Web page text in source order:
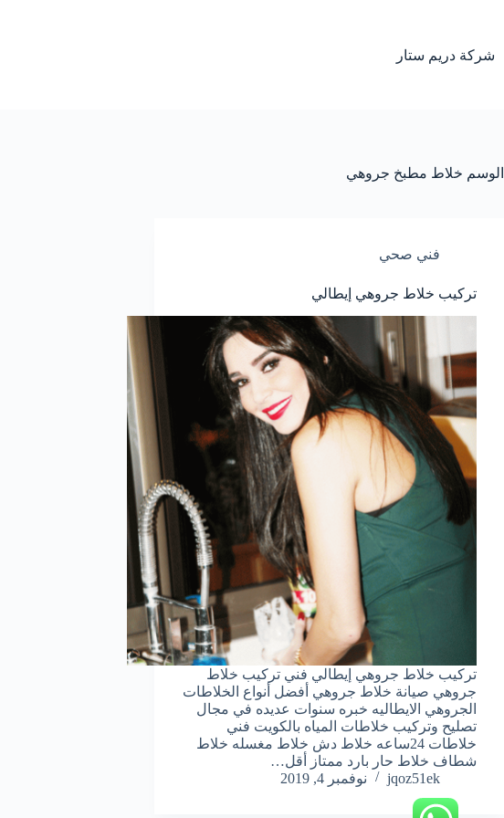
شركة دريم ستار
الوسم خلاط مطبخ جروهي
فني صحي
تركيب خلاط جروهي إيطالي
تركيب خلاط جروهي إيطالي فني تركيب خلاط
جروهي صيانة خلاط جروهي أفضل أنواع الخلاطات
الجروهي الايطاليه خبره سنوات عديده في مجال
تصليح وتركيب خلاطات المياه بالكويت فني
خلاطات 24ساعه خلاط دش خلاط مغسله خلاط
شطاف خلاط حار بارد ممتاز أقل…
jqoz51ek
نوفمبر 4, 2019